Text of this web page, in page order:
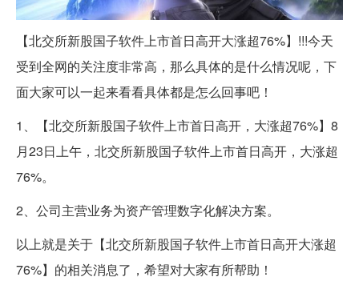
【北交所新股国子软件上市首日高开大涨超76%】!!!今天
受到全网的关注度非常高，那么具体的是什么情况呢，下
面大家可以一起来看看具体都是怎么回事吧！
1、【北交所新股国子软件上市首日高开，大涨超76%】8
月23日上午，北交所新股国子软件上市首日高开，大涨超
76%。
2、公司主营业务为资产管理数字化解决方案。
以上就是关于【北交所新股国子软件上市首日高开大涨超
76%】的相关消息了，希望对大家有所帮助！